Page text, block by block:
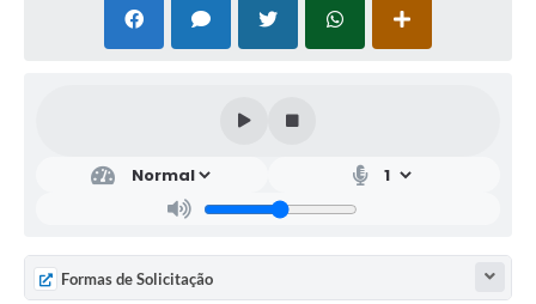
Formas de Solicitação